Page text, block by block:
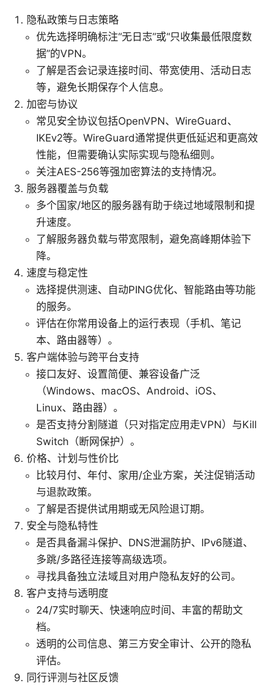
隐私政策与日志策略
优先选择明确标注“无日志”或“只收集最低限度数
据”的VPN。
了解是否会记录连接时间、带宽使用、活动日志
等，避免长期保存个人信息。
加密与协议
常见安全协议包括OpenVPN、WireGuard、
IKEv2等。WireGuard通常提供更低延迟和更高效
性能，但需要确认实际实现与隐私细则。
关注AES-256等强加密算法的支持情况。
服务器覆盖与负载
多个国家/地区的服务器有助于绕过地域限制和提
升速度。
了解服务器负载与带宽限制，避免高峰期体验下
降。
速度与稳定性
选择提供测速、自动PING优化、智能路由等功能
的服务。
评估在你常用设备上的运行表现（手机、笔记
本、路由器等）。
客户端体验与跨平台支持
接口友好、设置简便、兼容设备广泛
（Windows、macOS、Android、iOS、
Linux、路由器）。
是否支持分割隧道（只对指定应用走VPN）与Kill
Switch（断网保护）。
价格、计划与性价比
比较月付、年付、家用/企业方案，关注促销活动
与退款政策。
了解是否提供试用期或无风险退订期。
安全与隐私特性
是否具备漏斗保护、DNS泄漏防护、IPv6隧道、
多跳/多路径连接等高级选项。
寻找具备独立法域且对用户隐私友好的公司。
客户支持与透明度
24/7实时聊天、快速响应时间、丰富的帮助文
档。
透明的公司信息、第三方安全审计、公开的隐私
评估。
同行评测与社区反馈